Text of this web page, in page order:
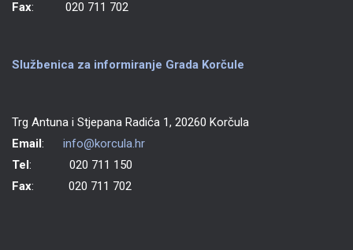
Fax: 020 711 702
Službenica za informiranje Grada Korčule
Trg Antuna i Stjepana Radića 1, 20260 Korčula
Email: info@korcula.hr
Tel: 020 711 150
Fax: 020 711 702